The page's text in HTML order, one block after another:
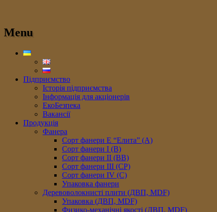
Menu
Підприємство
Історія підприємства
Інформація для акціонерів
ЕкоБезпека
Вакансії
Продукція
Фанера
Сорт фанери E “Елита” (A)
Сорт фанери I (В)
Сорт фанери II (ВB)
Сорт фанери III (CP)
Сорт фанери IV (C)
Упаковка фанери
Деревоволокнисті плити (ДВП, MDF)
Упаковка (ДВП, MDF)
Физико-механічні якості (ДВП, MDF)